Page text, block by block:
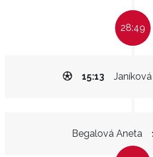
28:49
15:13
Begalová Aneta